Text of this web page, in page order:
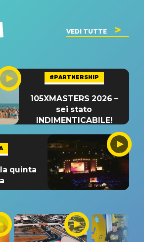
VEDI TUTTE
#PARTNERSHIP
105XMASTERS 2026 –
sei stato
INDIMENTICABILE!
quinta